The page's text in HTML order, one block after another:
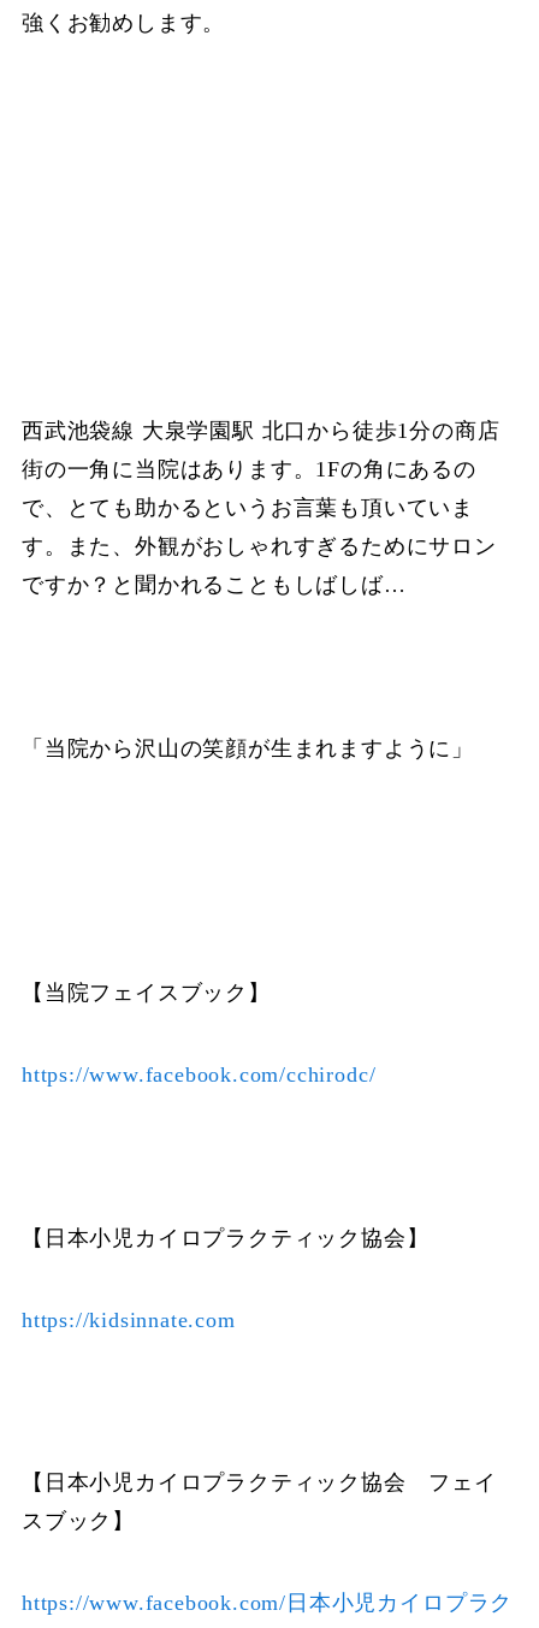
強くお勧めします。
西武池袋線 大泉学園駅 北口から徒歩1分の商店
街の一角に当院はあります。1Fの角にあるの
で、とても助かるというお言葉も頂いていま
す。また、外観がおしゃれすぎるためにサロン
ですか？と聞かれることもしばしば…
「当院から沢山の笑顔が生まれますように」
【当院フェイスブック】
https://www.facebook.com/cchirodc/
【日本小児カイロプラクティック協会】
https://kidsinnate.com
【日本小児カイロプラクティック協会 フェイ
スブック】
https://www.facebook.com/日本小児カイロプラク